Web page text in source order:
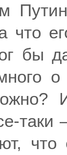
что
бы
о
таки
что